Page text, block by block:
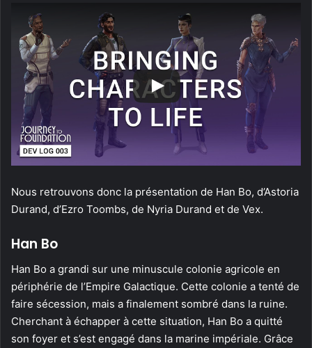
Nous retrouvons donc la présentation de Han Bo, d’Astoria
Durand, d’Ezro Toombs, de Nyria Durand et de Vex.
Han Bo
Han Bo a grandi sur une minuscule colonie agricole en
périphérie de l’Empire Galactique. Cette colonie a tenté de
faire sécession, mais a finalement sombré dans la ruine.
Cherchant à échapper à cette situation, Han Bo a quitté
son foyer et s’est engagé dans la marine impériale. Grâce